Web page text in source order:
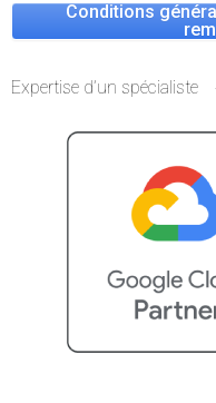
Conditions
Expertise d’un spécialiste